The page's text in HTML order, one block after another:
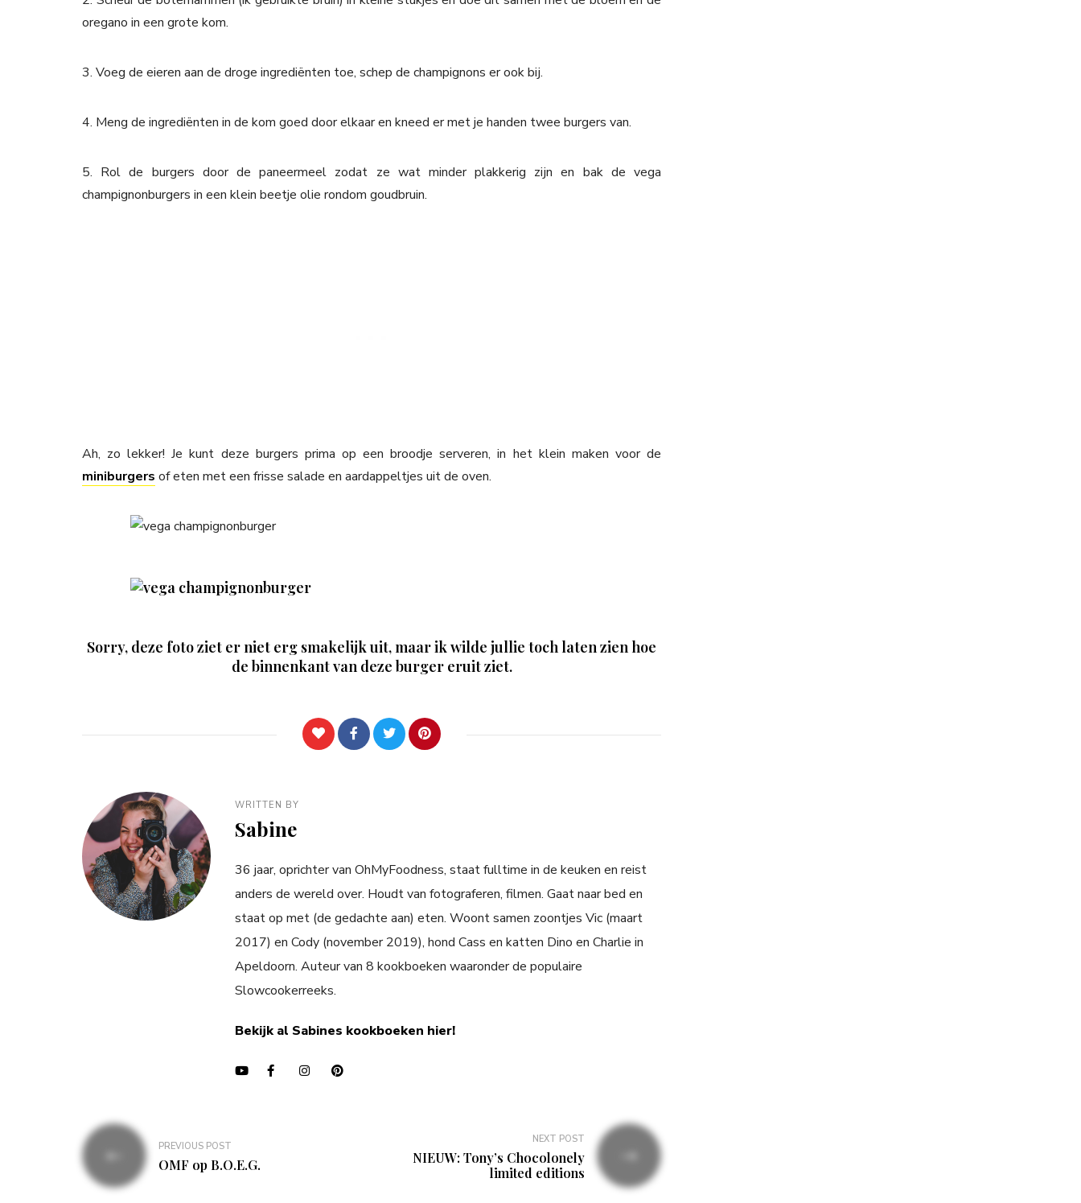
oregano in een grote kom.
3. Voeg de eieren aan de droge ingrediënten toe, schep de champignons er ook bij.
4. Meng de ingrediënten in de kom goed door elkaar en kneed er met je handen twee burgers van.
5. Rol de burgers door de paneermeel zodat ze wat minder plakkerig zijn en bak de vega
champignonburgers in een klein beetje olie rondom goudbruin.
Ah, zo lekker! Je kunt deze burgers prima op een broodje serveren, in het klein maken voor de
miniburgers of eten met een frisse salade en aardappeltjes uit de oven.
Sorry, deze foto ziet er niet erg smakelijk uit, maar ik wilde jullie toch laten zien hoe
de binnenkant van deze burger eruit ziet.
WRITTEN BY
Sabine
36 jaar, oprichter van OhMyFoodness, staat fulltime in de keuken en reist
anders de wereld over. Houdt van fotograferen, filmen. Gaat naar bed en
staat op met (de gedachte aan) eten. Woont samen zoontjes Vic (maart
2017) en Cody (november 2019), hond Cass en katten Dino en Charlie in
Apeldoorn. Auteur van 8 kookboeken waaronder de populaire
Slowcookerreeks.
Bekijk al Sabines kookboeken hier!
Bericht
navigatie
PREVIOUS POST
OMF op B.O.E.G.
NEXT POST
NIEUW: Tony’s Chocolonely
limited editions